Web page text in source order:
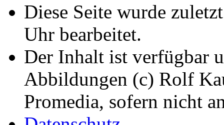
Diese Seite wurde
Uhr bearbeitet.
Der Inhalt ist verfügbar
Abbildungen (c) Rolf
Promedia, sofern nicht